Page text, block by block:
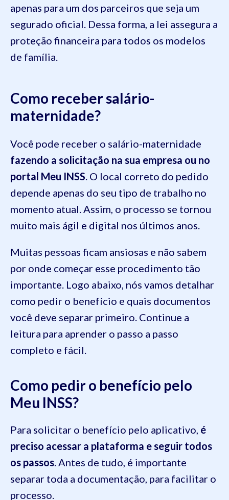
apenas para um dos parceiros que seja um
segurado oficial. Dessa forma, a lei assegura a
proteção financeira para todos os modelos
de família.
Como receber salário-
maternidade?
Você pode receber o salário-maternidade
fazendo a solicitação na sua empresa ou no
portal Meu INSS. O local correto do pedido
depende apenas do seu tipo de trabalho no
momento atual. Assim, o processo se tornou
muito mais ágil e digital nos últimos anos.
Muitas pessoas ficam ansiosas e não sabem
por onde começar esse procedimento tão
importante. Logo abaixo, nós vamos detalhar
como pedir o benefício e quais documentos
você deve separar primeiro. Continue a
leitura para aprender o passo a passo
completo e fácil.
Como pedir o benefício pelo
Meu INSS?
Para solicitar o benefício pelo aplicativo, é
preciso acessar a plataforma e seguir todos
os passos. Antes de tudo, é importante
separar toda a documentação, para facilitar o
processo.